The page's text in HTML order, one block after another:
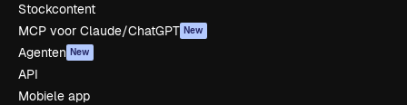
Stockcontent
MCP voor Claude/ChatGPT New
Agenten New
API
Mobiele app